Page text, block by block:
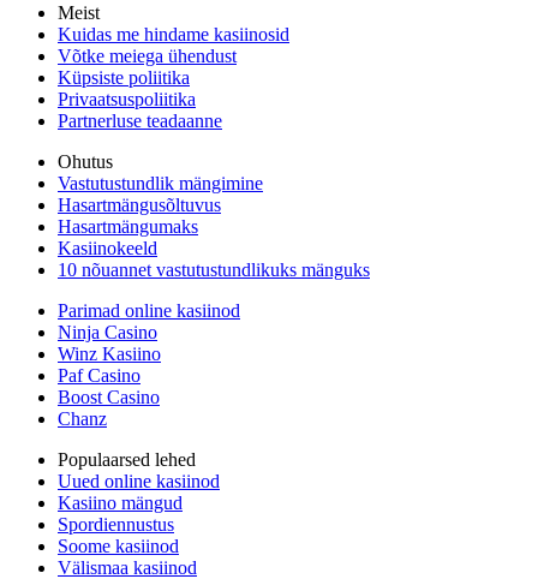
Meist
Kuidas me hindame kasiinosid
Võtke meiega ühendust
Küpsiste poliitika
Privaatsuspoliitika
Partnerluse teadaanne
Ohutus
Vastutustundlik mängimine
Hasartmängusõltuvus
Hasartmängumaks
Kasiinokeeld
10 nõuannet vastutustundlikuks mänguks
Parimad online kasiinod
Ninja Casino
Winz Kasiino
Paf Casino
Boost Casino
Chanz
Populaarsed lehed
Uued online kasiinod
Kasiino mängud
Spordiennustus
Soome kasiinod
Välismaa kasiinod